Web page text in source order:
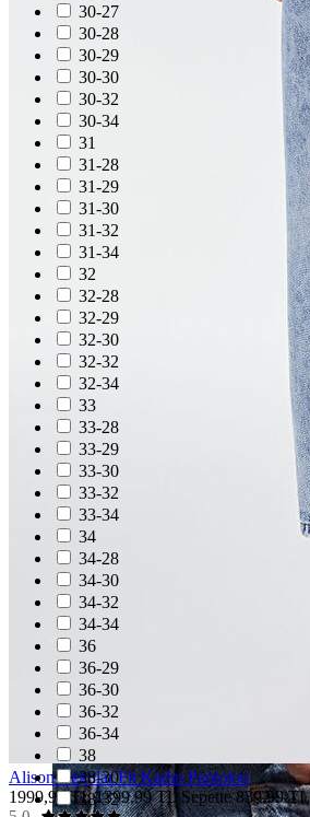
30-27
30-28
30-29
30-30
30-32
30-34
31
31-28
31-29
31-30
31-32
31-34
32
32-28
32-29
32-30
32-32
32-34
33
33-28
33-29
33-30
33-32
33-34
34
34-28
34-30
34-32
34-34
36
36-29
36-30
36-32
36-34
38
38-30
38-32
Alison Regular Fit Kadın Pantolon
1999,99 TL 1399,99 TL Sepette 839,99 TL